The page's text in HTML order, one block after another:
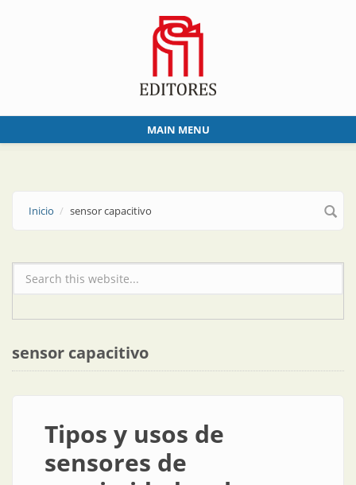
MAIN MENU
Inicio sensor capacitivo
Formulario de búsqueda
sensor capacitivo
Tipos y usos de
sensores de